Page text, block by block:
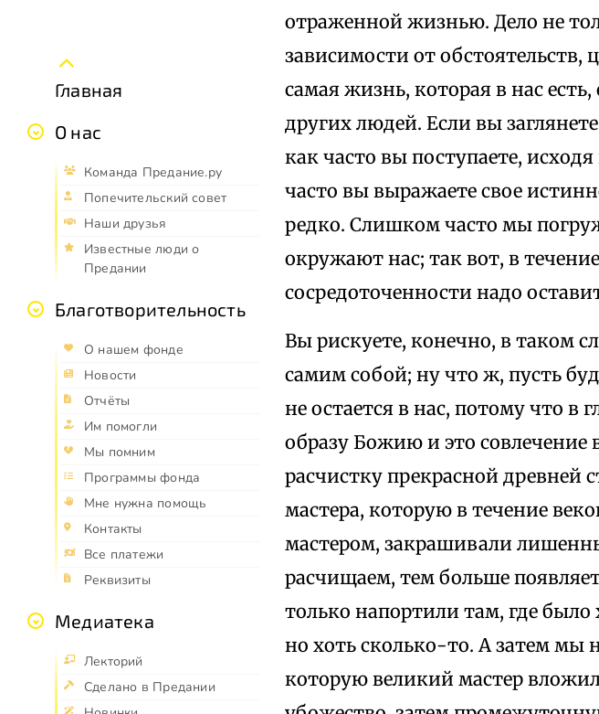
Главная
О нас
Команда Предание.ру
Попечительский совет
Наши друзья
Известные люди о
Предании
Благотворительность
О нашем фонде
Новости
Отчёты
Им помогли
Мы помним
Программы фонда
Мне нужна помощь
Контакты
Все платежи
Реквизиты
Медиатека
Лекторий
Сделано в Предании
отраженной жизнью. Дело не
зависимости от
самая жизнь, которая в нас
других людей. Если вы
как часто вы поступаете,
часто вы выражаете свое
редко. Слишком часто мы
окружают нас; так вот, в
сосредоточенности надо
Вы рискуете, конечно, в таком
самим собой; ну что ж, пусть
не остается в нас, потому что в
образу Божию и это совлечение
расчистку прекрасной
мастера, которую в течение
мастером, закрашивали
расчищаем, тем больше
только напортили там, где было
но хоть сколько-то. А затем мы
которую великий мастер